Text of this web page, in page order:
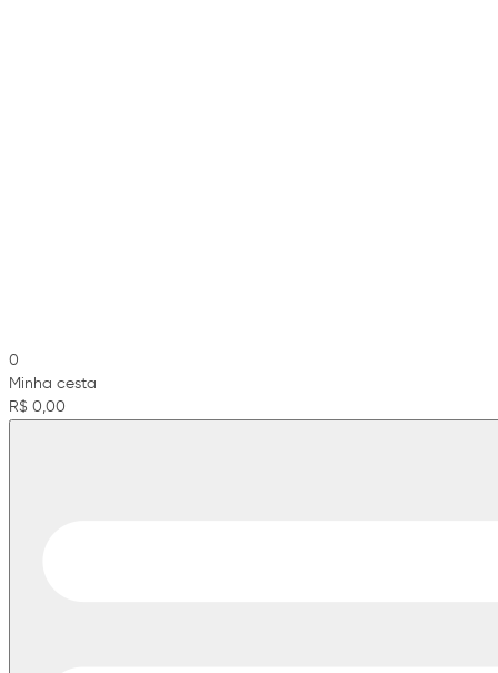
0
Minha cesta
R$ 0,00